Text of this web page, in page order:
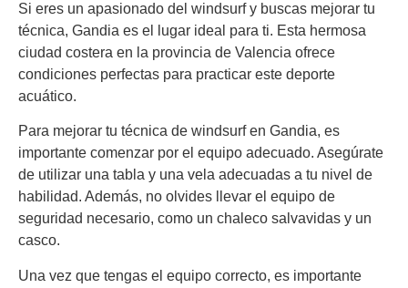
Si eres un apasionado del windsurf y buscas mejorar tu
técnica, Gandia es el lugar ideal para ti. Esta hermosa
ciudad costera en la provincia de Valencia ofrece
condiciones perfectas para practicar este deporte
acuático.
Para mejorar tu técnica de windsurf en Gandia, es
importante comenzar por el equipo adecuado. Asegúrate
de utilizar una tabla y una vela adecuadas a tu nivel de
habilidad. Además, no olvides llevar el equipo de
seguridad necesario, como un chaleco salvavidas y un
casco.
Una vez que tengas el equipo correcto, es importante